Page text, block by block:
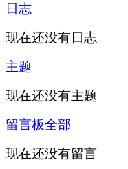
日志
现在还没有日志
主题
现在还没有主题
留言板全部
现在还没有留言